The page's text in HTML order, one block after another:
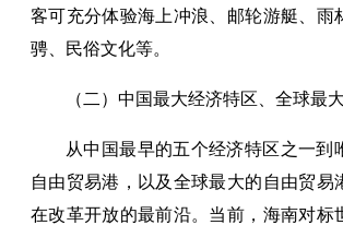
客可充分体验海上冲浪、邮轮游艇、雨
骋、民俗文化等。
（二）中国最大经济特区、全球最
从中国最早的五个经济特区之一到
自由贸易港，以及全球最大的自由贸易
在改革开放的最前沿。当前，海南对标